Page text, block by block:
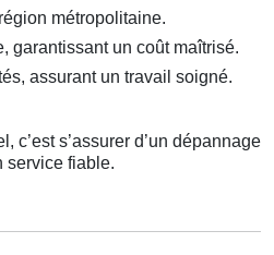
métropolitaine.
garantissant un coût maîtrisé.
assurant un travail soigné.
c’est s’assurer d’un dépannage
service fiable.